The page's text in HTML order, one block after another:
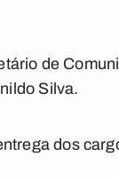
de
Silva.
dos